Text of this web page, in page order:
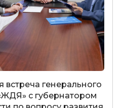
встреча генерального
с губернатором